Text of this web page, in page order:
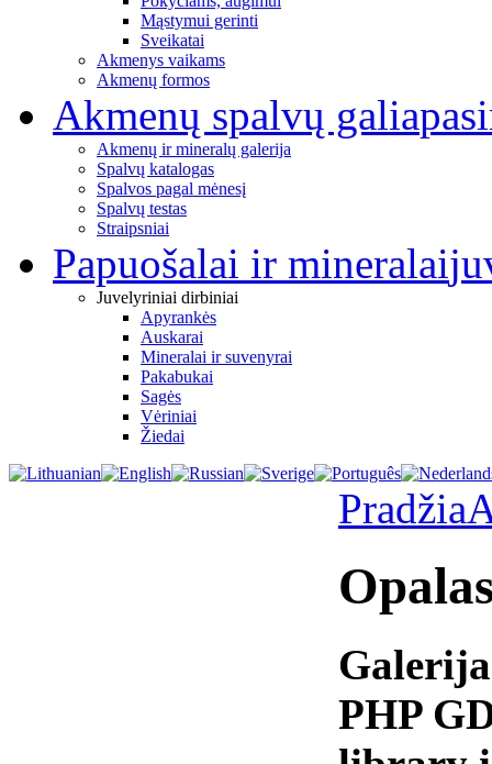
Mąstymui gerinti
Sveikatai
Akmenys vaikams
Akmenų formos
Akmenų spalvų galia
Akmenų ir mineralų galerija
Spalvų katalogas
Spalvos pagal mėnesį
Spalvų testas
Straipsniai
Papuošalai ir mineralai
Juvelyriniai dirbiniai
Apyrankės
Auskarai
Mineralai ir suvenyrai
Pakabukai
Sagės
Vėriniai
Žiedai
Pradžia
Galerija
PHP